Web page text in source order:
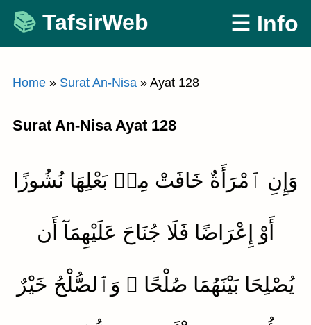
Skip
content
TafsirWeb ☰ Info
Home » Surat An-Nisa » Ayat 128
Surat An-Nisa Ayat 128
وَإِنِ ٱمْرَأَةٌ خَافَتْ مِنۢ بَعْلِهَا نُشُوزًا
أَوْ إِعْرَاضًا فَلَا جُنَاحَ عَلَيْهِمَآ أَن
يُصْلِحَا بَيْنَهُمَا صُلْحًا ۚ وَٱلصُّلْحُ خَيْرٌ